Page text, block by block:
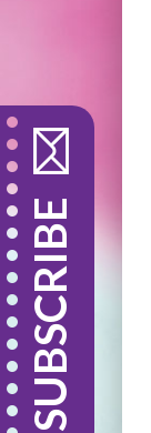
SUBSCRIBE